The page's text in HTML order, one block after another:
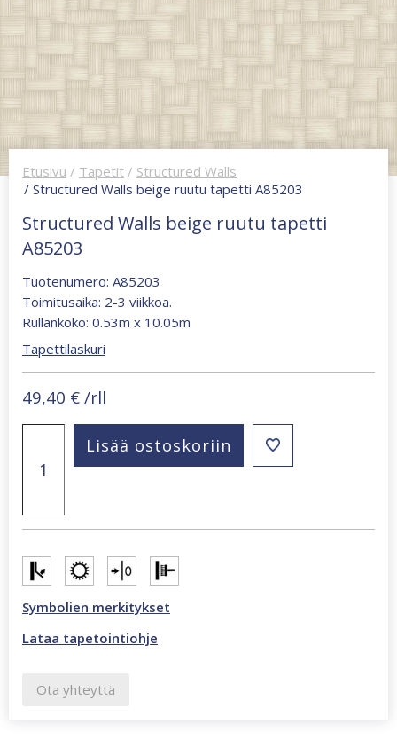
Etusivu / Tapetit / Structured Walls
/ Structured Walls beige ruutu tapetti A85203
Structured Walls beige ruutu tapetti
A85203
Tuotenumero: A85203
Toimitusaika: 2-3 viikkoa.
Rullankoko: 0.53m x 10.05m
Tapettilaskuri
49,40 € /rll
beige
A85203
Lisää ostoskoriin
Symbolien merkitykset
Lataa tapetointiohje
Ota yhteyttä